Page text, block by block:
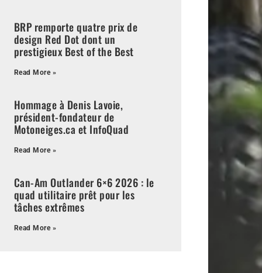
BRP remporte quatre prix de
design Red Dot dont un
prestigieux Best of the Best
Read More »
Hommage à Denis Lavoie,
président-fondateur de
Motoneiges.ca et InfoQuad
Read More »
Can-Am Outlander 6×6 2026 : le
quad utilitaire prêt pour les
tâches extrêmes
Read More »